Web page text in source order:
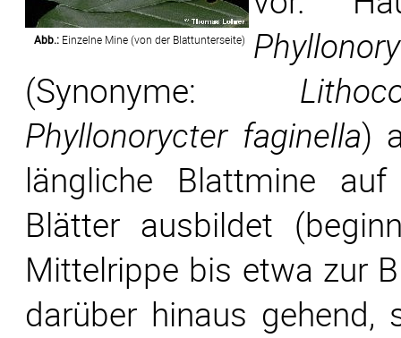
Abb.:Einzelne Mine (von der Blattunterseite)
(Synonyme:
Phyllonorycter faginella)
längliche Blattmine
Blätter ausbildet
Mittelrippe bis etwa zur
darüber hinaus gehend,